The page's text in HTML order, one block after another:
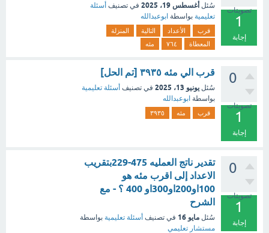
تصويتات
1
إجابة
سُئل أغسطس 19، 2025 في تصنيف أسئلة
تعليمية بواسطة ابوعبدالله
قرب الأعداد التالية
المنزلة
المعطاة
٧٦٤ مئه
0
تصويتات
1
إجابة
قرب الي مئه ٣٩٣٥ [تم الحل]
سُئل يونيو 13، 2025 في تصنيف أسئلة تعليمية
بواسطة ابوعبدالله
قرب مئه ٣٩٣٥
0
تصويتات
1
إجابة
تقدير ناتج العمليه 475-229بتقريب
الاعداد إلى اقرب مئه هو
100او200او300او 400 ؟ - مع
الشرح
سُئل مايو 16 في تصنيف أسئلة تعليمية بواسطة
مستشار تعليمي